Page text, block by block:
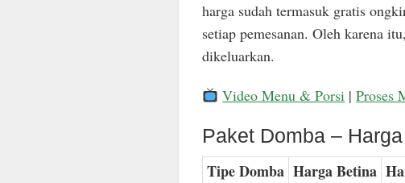
harga sudah termasuk gratis
setiap pemesanan. Oleh karena
dikeluarkan.
Video Menu & Porsi |Proses
Paket Domba –
Tipe Domba Harga Betina